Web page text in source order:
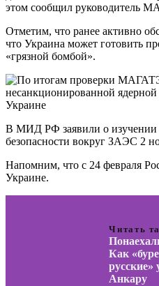
этом сообщил руководитель
Отметим, что ранее активно
что Украина может готовить
«грязной бомбой».
В МИД РФ заявили о изучении
безопасности вокруг ЗАЭС 2
Напомним, что с 24 февраля
Украине.
Читать
Как
русские»
Анкару